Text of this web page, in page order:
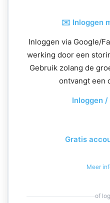
✉️ Inloggen
Inloggen via Google/
werking door een
Gebruik zolang de
ontvangt een
Inloggen
Gratis
Meer
of